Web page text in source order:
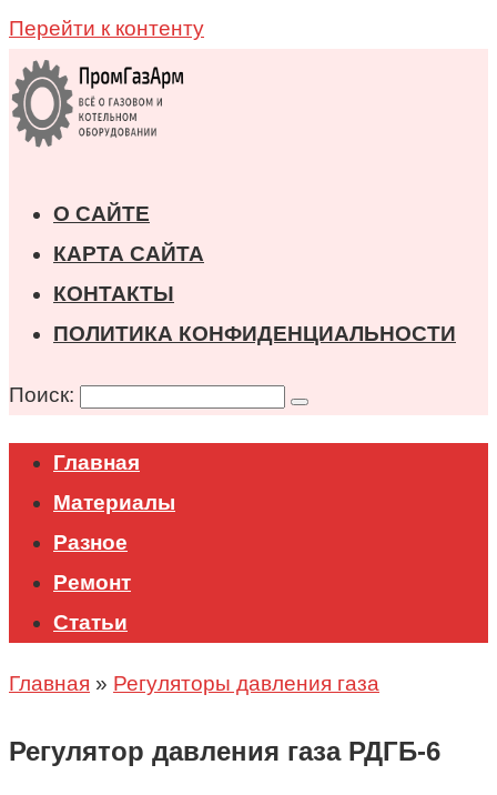
Перейти к контенту
О САЙТЕ
КАРТА САЙТА
КОНТАКТЫ
ПОЛИТИКА КОНФИДЕНЦИАЛЬНОСТИ
Поиск:
Главная
Материалы
Разное
Ремонт
Статьи
Главная » Регуляторы давления газа
Регулятор давления газа РДГБ-6